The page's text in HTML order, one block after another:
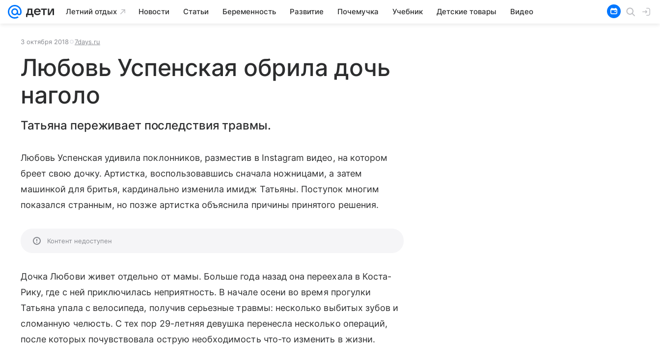
Летний отдых Новости Статьи Беременность Развитие Почемучка Учебник Детские товары Видео
3 октября 2018 7days.ru
Любовь Успенская обрила дочь
наголо
Татьяна переживает последствия травмы.
Любовь Успенская удивила поклонников, разместив в Instagram видео, на котором
бреет свою дочку. Артистка, воспользовавшись сначала ножницами, а затем
машинкой для бритья, кардинально изменила имидж Татьяны. Поступок многим
показался странным, но позже артистка объяснила причины принятого решения.
Контент недоступен
Дочка Любови живет отдельно от мамы. Больше года назад она переехала в Коста-
Рику, где с ней приключилась неприятность. В начале осени во время прогулки
Татьяна упала с велосипеда, получив серьезные травмы: несколько выбитых зубов и
сломанную челюсть. С тех пор 29-летняя девушка перенесла несколько операций,
после которых почувствовала острую необходимость что-то изменить в жизни.